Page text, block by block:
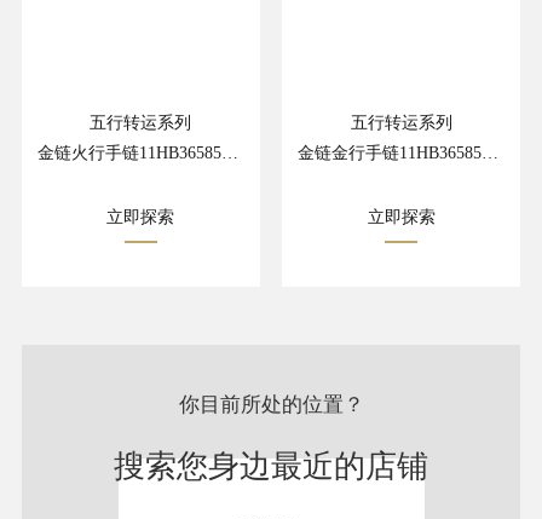
五行转运系列
立即探索
五行转运系列
立即探索
你目前所处的位置？
搜索您身边最近的店铺